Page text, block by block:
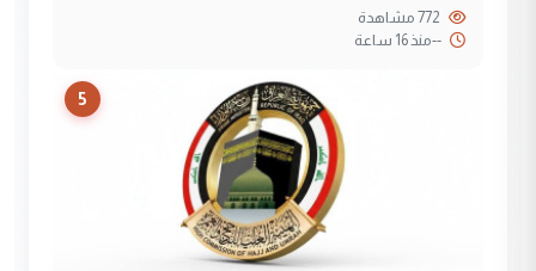
--منذ 16 ساعة
5